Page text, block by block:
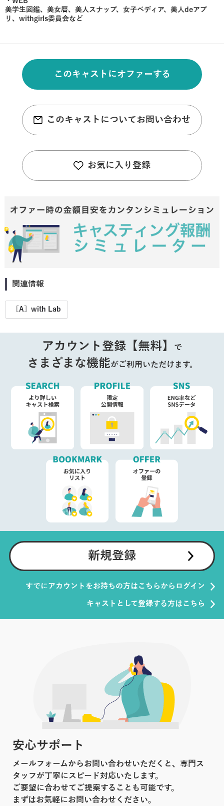
美学生図鑑、美女暦、美人スナップ、女子ペディア、美人deアプ
リ、withgirls委員会など
このキャストにオファーする
このキャストについてお問い合わせ
お気に入り登録
関連情報
［A］with Lab
アカウント登録【無料】 で
さまざまな機能がご利用いただけます。
新規登録
すでにアカウントをお持ちの方はこちらからログイン
キャストとして登録する方はこちら
安心サポート
メールフォームからお問い合わせいただくと、専門ス
タッフが丁寧にスピード対応いたします。
ご要望に合わせてご提案することも可能です。
まずはお気軽にお問い合わせください。